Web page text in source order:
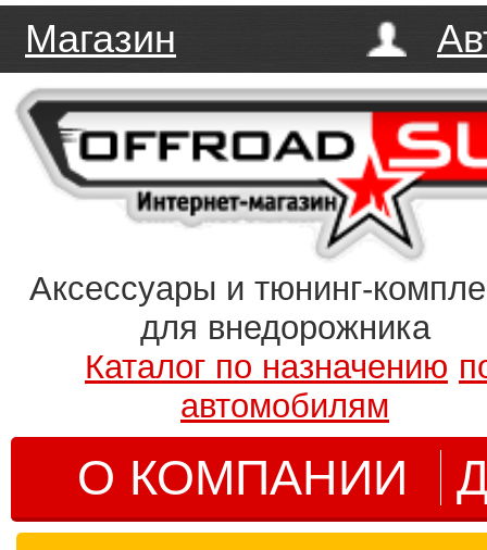
Магазин
Аксессуары и тюнинг-
для внедорожника
Каталог по назначению
автомобилям
О КОМПАНИИ